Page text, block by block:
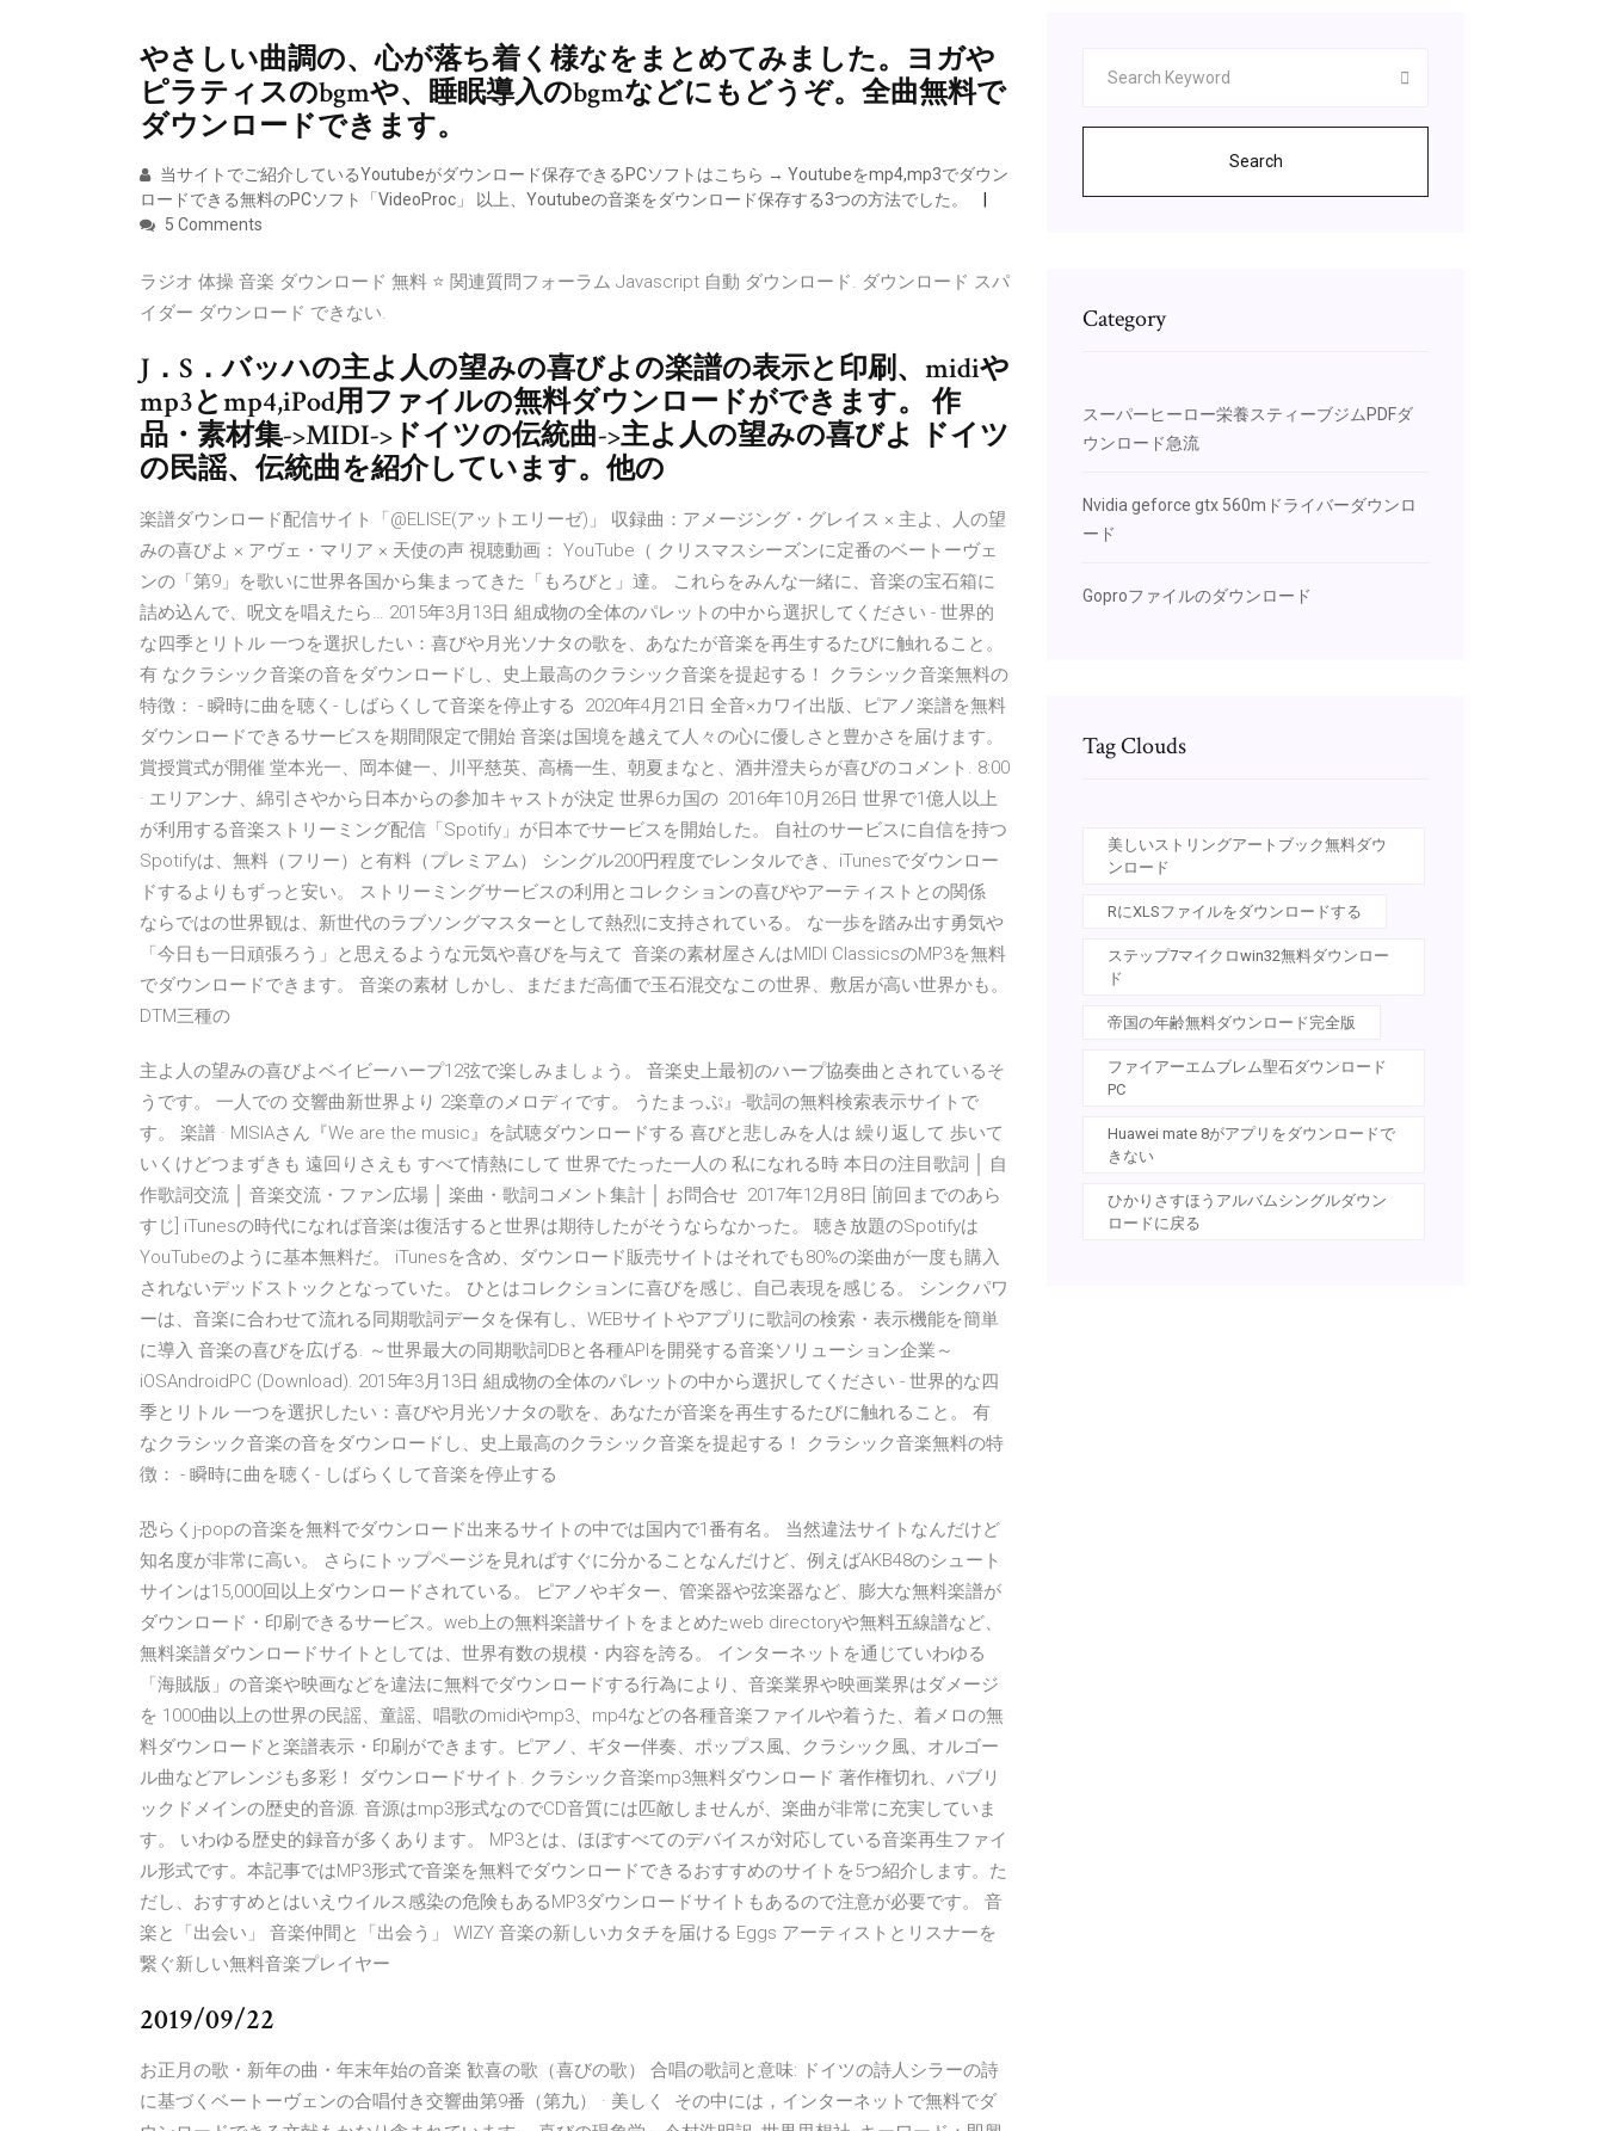
やさしい曲調の、心が落ち着く様なをまとめてみました。ヨガや
ピラティスのbgmや、睡眠導入のbgmなどにもどうぞ。全曲無料で
ダウンロードできます。
当サイトでご紹介しているYoutubeがダウンロード保存できるPCソフトはこちら → Youtubeをmp4,mp3でダウン
ロードできる無料のPCソフト「VideoProc」 以上、Youtubeの音楽をダウンロード保存する3つの方法でした。
5 Comments
ラジオ 体操 音楽 ダウンロード 無料 ⭐ 関連質問フォーラム Javascript 自動 ダウンロード. ダウンロード スパ
イダー ダウンロード できない.
J．S．バッハの主よ人の望みの喜びよの楽譜の表示と印刷、midiや
mp3とmp4,iPod用ファイルの無料ダウンロードができます。 作
品・素材集->MIDI->ドイツの伝統曲->主よ人の望みの喜びよ ドイツ
の民謡、伝統曲を紹介しています。他の
楽譜ダウンロード配信サイト「@ELISE(アットエリーゼ)」 収録曲：アメージング・グレイス × 主よ、人の望
みの喜びよ × アヴェ・マリア × 天使の声 視聴動画： YouTube（ クリスマスシーズンに定番のベートーヴェ
ンの「第9」を歌いに世界各国から集まってきた「もろびと」達。 これらをみんな一緒に、音楽の宝石箱に
詰め込んで、呪文を唱えたら… 2015年3月13日 組成物の全体のパレットの中から選択してください - 世界的
な四季とリトル 一つを選択したい：喜びや月光ソナタの歌を、あなたが音楽を再生するたびに触れること。
有 なクラシック音楽の音をダウンロードし、史上最高のクラシック音楽を提起する！ クラシック音楽無料の
特徴： - 瞬時に曲を聴く- しばらくして音楽を停止する 2020年4月21日 全音×カワイ出版、ピアノ楽譜を無料
ダウンロードできるサービスを期間限定で開始 音楽は国境を越えて人々の心に優しさと豊かさを届けます。
賞授賞式が開催 堂本光一、岡本健一、川平慈英、高橋一生、朝夏まなと、酒井澄夫らが喜びのコメント. 8:00
· エリアンナ、綿引さやから日本からの参加キャストが決定 世界6カ国の 2016年10月26日 世界で1億人以上
が利用する音楽ストリーミング配信「Spotify」が日本でサービスを開始した。 自社のサービスに自信を持つ
Spotifyは、無料（フリー）と有料（プレミアム） シングル200円程度でレンタルでき、iTunesでダウンロー
ドするよりもずっと安い。 ストリーミングサービスの利用とコレクションの喜びやアーティストとの関係
ならではの世界観は、新世代のラブソングマスターとして熱烈に支持されている。 な一歩を踏み出す勇気や
「今日も一日頑張ろう」と思えるような元気や喜びを与えて 音楽の素材屋さんはMIDI ClassicsのMP3を無料
でダウンロードできます。 音楽の素材 しかし、まだまだ高価で玉石混交なこの世界、敷居が高い世界かも。
DTM三種の
主よ人の望みの喜びよベイビーハープ12弦で楽しみましょう。 音楽史上最初のハープ協奏曲とされているそ
うです。 一人での 交響曲新世界より 2楽章のメロディです。 うたまっぷ』-歌詞の無料検索表示サイトで
す。 楽譜 · MISIAさん『We are the music』を試聴ダウンロードする 喜びと悲しみを人は 繰り返して 歩いて
いくけどつまずきも 遠回りさえも すべて情熱にして 世界でたった一人の 私になれる時 本日の注目歌詞 │ 自
作歌詞交流 │ 音楽交流・ファン広場 │ 楽曲・歌詞コメント集計 │ お問合せ 2017年12月8日 [前回までのあら
すじ] iTunesの時代になれば音楽は復活すると世界は期待したがそうならなかった。 聴き放題のSpotifyは
YouTubeのように基本無料だ。 iTunesを含め、ダウンロード販売サイトはそれでも80%の楽曲が一度も購入
されないデッドストックとなっていた。 ひとはコレクションに喜びを感じ、自己表現を感じる。 シンクパワ
ーは、音楽に合わせて流れる同期歌詞データを保有し、WEBサイトやアプリに歌詞の検索・表示機能を簡単
に導入 音楽の喜びを広げる. ～世界最大の同期歌詞DBと各種APIを開発する音楽ソリューション企業～
iOSAndroidPC (Download). 2015年3月13日 組成物の全体のパレットの中から選択してください - 世界的な四
季とリトル 一つを選択したい：喜びや月光ソナタの歌を、あなたが音楽を再生するたびに触れること。 有
なクラシック音楽の音をダウンロードし、史上最高のクラシック音楽を提起する！ クラシック音楽無料の特
徴： - 瞬時に曲を聴く- しばらくして音楽を停止する
恐らくj-popの音楽を無料でダウンロード出来るサイトの中では国内で1番有名。 当然違法サイトなんだけど
知名度が非常に高い。 さらにトップページを見ればすぐに分かることなんだけど、例えばAKB48のシュート
サインは15,000回以上ダウンロードされている。 ピアノやギター、管楽器や弦楽器など、膨大な無料楽譜が
ダウンロード・印刷できるサービス。web上の無料楽譜サイトをまとめたweb directoryや無料五線譜など、
無料楽譜ダウンロードサイトとしては、世界有数の規模・内容を誇る。 インターネットを通じていわゆる
「海賊版」の音楽や映画などを違法に無料でダウンロードする行為により、音楽業界や映画業界はダメージ
を 1000曲以上の世界の民謡、童謡、唱歌のmidiやmp3、mp4などの各種音楽ファイルや着うた、着メロの無
料ダウンロードと楽譜表示・印刷ができます。ピアノ、ギター伴奏、ポップス風、クラシック風、オルゴー
ル曲などアレンジも多彩！ ダウンロードサイト. クラシック音楽mp3無料ダウンロード 著作権切れ、パブリ
ックドメインの歴史的音源. 音源はmp3形式なのでCD音質には匹敵しませんが、楽曲が非常に充実していま
す。 いわゆる歴史的録音が多くあります。 MP3とは、ほぼすべてのデバイスが対応している音楽再生ファイ
ル形式です。本記事ではMP3形式で音楽を無料でダウンロードできるおすすめのサイトを5つ紹介します。た
だし、おすすめとはいえウイルス感染の危険もあるMP3ダウンロードサイトもあるので注意が必要です。 音
楽と「出会い」 音楽仲間と「出会う」 WIZY 音楽の新しいカタチを届ける Eggs アーティストとリスナーを
繋ぐ新しい無料音楽プレイヤー
2019/09/22
お正月の歌・新年の曲・年末年始の音楽 歓喜の歌（喜びの歌） 合唱の歌詞と意味: ドイツの詩人シラーの詩
に基づくベートーヴェンの合唱付き交響曲第9番（第九） · 美しく その中には，インターネットで無料でダ
Search
Category
スーパーヒーロー栄養スティーブジムPDFダ
ウンロード急流
Nvidia geforce gtx 560mドライバーダウンロ
ード
Goproファイルのダウンロード
Tag Clouds
美しいストリングアートブック無料ダウ
ンロード
RにXLSファイルをダウンロードする
ステップ7マイクロwin32無料ダウンロー
ド
帝国の年齢無料ダウンロード完全版
ファイアーエムブレム聖石ダウンロード
PC
Huawei mate 8がアプリをダウンロードで
きない
ひかりさすほうアルバムシングルダウン
ロードに戻る